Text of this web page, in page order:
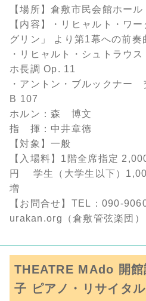
【場所】倉敷市民会館ホー
【内容】・リヒャルト・ワ
グリン」 より第1幕への前奏
・リヒャルト・シュトラウ
ホ長調 Op. 11
・アントン・ブルックナー
B 107
ホルン：森 博文
指 揮：中井章徳
【対象】一般
【入場料】1階全席指定
円 学生（大学生以下）
増
【お問合せ】TEL：090-
urakan.org（倉敷管弦楽団）
THEATRE MAdo 開
子 ピアノ・リサイタル